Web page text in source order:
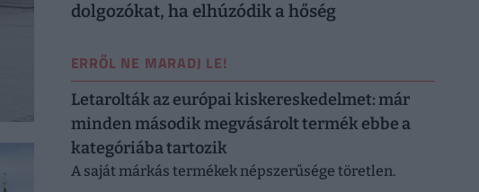
dolgozókat, ha elhúzódik a hőség
ERRŐL NE MARADJ LE!
Letarolták az európai kiskereskedelmet: már
minden második megvásárolt termék ebbe a
kategóriába tartozik
A saját márkás termékek népszerűsége töretlen.